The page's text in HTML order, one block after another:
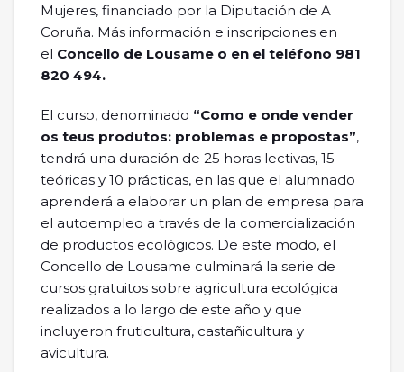
Mujeres, financiado por la Diputación de A
Coruña. Más información e inscripciones en
el Concello de Lousame o en el teléfono 981
820 494.
El curso, denominado “Como e onde vender
os teus produtos: problemas e propostas”,
tendrá una duración de 25 horas lectivas, 15
teóricas y 10 prácticas, en las que el alumnado
aprenderá a elaborar un plan de empresa para
el autoempleo a través de la comercialización
de productos ecológicos. De este modo, el
Concello de Lousame culminará la serie de
cursos gratuitos sobre agricultura ecológica
realizados a lo largo de este año y que
incluyeron fruticultura, castañicultura y
avicultura.